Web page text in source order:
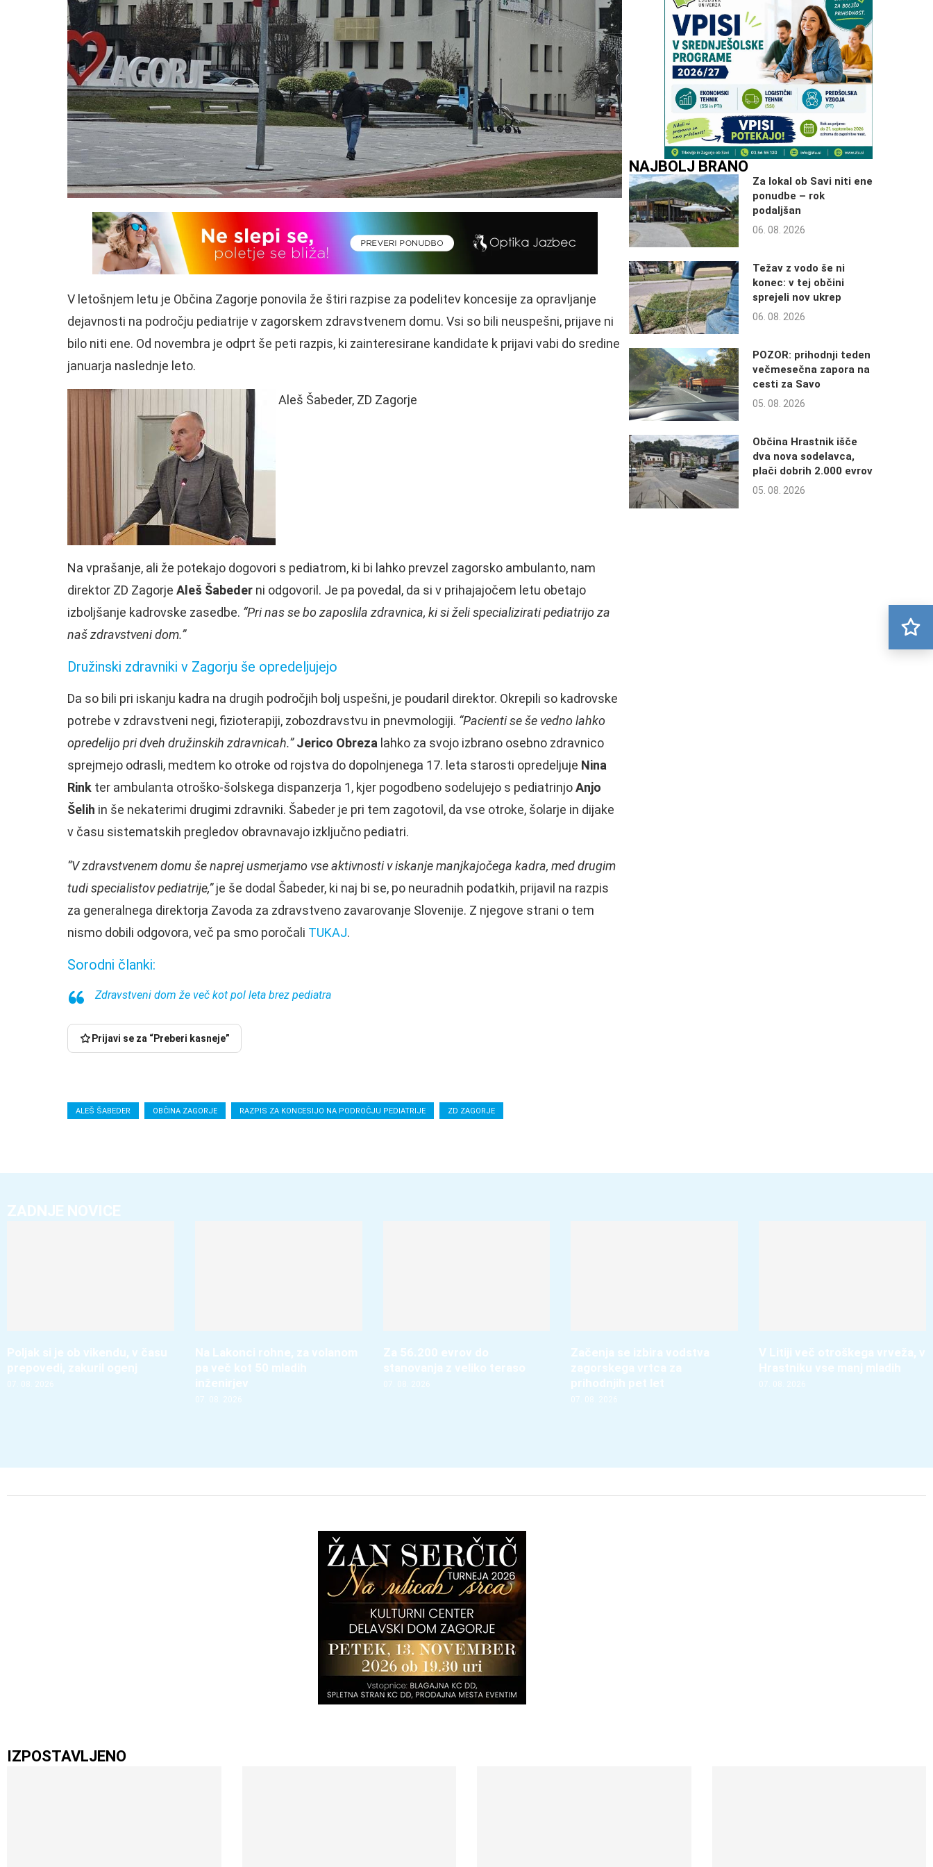
V letošnjem letu je Občina Zagorje ponovila že štiri razpise za podelitev koncesije za opravljanje
dejavnosti na področju pediatrije v zagorskem zdravstvenem domu. Vsi so bili neuspešni, prijave ni
bilo niti ene. Od novembra je odprt še peti razpis, ki zainteresirane kandidate k prijavi vabi do sredine
januarja naslednje leto.
Aleš Šabeder, ZD Zagorje
Na vprašanje, ali že potekajo dogovori s pediatrom, ki bi lahko prevzel zagorsko ambulanto, nam
direktor ZD Zagorje Aleš Šabeder ni odgovoril. Je pa povedal, da si v prihajajočem letu obetajo
izboljšanje kadrovske zasedbe. “Pri nas se bo zaposlila zdravnica, ki si želi specializirati pediatrijo za
naš zdravstveni dom.”
Družinski zdravniki v Zagorju še opredeljujejo
Da so bili pri iskanju kadra na drugih področjih bolj uspešni, je poudaril direktor. Okrepili so kadrovske
potrebe v zdravstveni negi, fizioterapiji, zobozdravstvu in pnevmologiji. “Pacienti se še vedno lahko
opredelijo pri dveh družinskih zdravnicah.” Jerico Obreza lahko za svojo izbrano osebno zdravnico
sprejmejo odrasli, medtem ko otroke od rojstva do dopolnjenega 17. leta starosti opredeljuje Nina
Rink ter ambulanta otroško-šolskega dispanzerja 1, kjer pogodbeno sodelujejo s pediatrinjoAnjo
Šelih in še nekaterimi drugimi zdravniki. Šabeder je pri tem zagotovil, da vse otroke, šolarje in dijake
v času sistematskih pregledov obravnavajo izključno pediatri.
“V zdravstvenem domu še naprej usmerjamo vse aktivnosti v iskanje manjkajočega kadra, med drugim
tudi specialistov pediatrije,”je še dodal Šabeder, ki naj bi se, po neuradnih podatkih, prijavil na razpis
za generalnega direktorja Zavoda za zdravstveno zavarovanje Slovenije. Z njegove strani o tem
nismo dobili odgovora, več pa smo poročali TUKAJ.
Sorodni članki:
Zdravstveni dom že več kot pol leta brez pediatra
Prijavi se za “Preberi kasneje”
ALEŠ ŠABEDER OBČINA ZAGORJE RAZPIS ZA KONCESIJO NA PODROČJU PEDIATRIJE ZD ZAGORJE
NAJBOLJ BRANO
Za lokal ob Savi niti ene
ponudbe – rok
podaljšan
06. 08. 2026
Težav z vodo še ni
konec: v tej občini
sprejeli nov ukrep
06. 08. 2026
POZOR: prihodnji teden
večmesečna zapora na
cesti za Savo
05. 08. 2026
Občina Hrastnik išče
dva nova sodelavca,
plači dobrih 2.000 evrov
05. 08. 2026
ZADNJE NOVICE
Poljak si je ob vikendu, v času
prepovedi, zakuril ogenj
07. 08. 2026
Na Lakonci rohne, za volanom
pa več kot 50 mladih
inženirjev
07. 08. 2026
Za 56.200 evrov do
stanovanja z veliko teraso
07. 08. 2026
Začenja se izbira vodstva
zagorskega vrtca za
prihodnjih pet let
07. 08. 2026
V Litiji več otroškega vrveža, v
Hrastniku vse manj mladih
07. 08. 2026
IZPOSTAVLJENO